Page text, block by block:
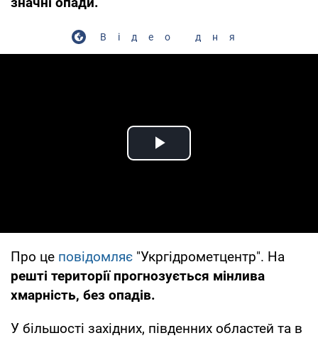
Відео дня
Play Video
Про це повідомляє "Укргідрометцентр". На
решті території прогнозується мінлива
хмарність, без опадів.
У більшості західних, південних областей та в